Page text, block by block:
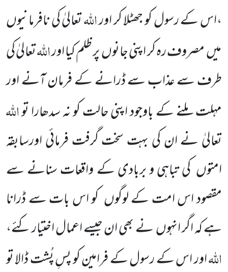
،اس کے رسولکو جھٹلا کر اوراللہتعالیٰ کی نافرمانیوں
میںمصروف رہ کر اپنیجانوںپر ظلم کیا اوراللہتعالیٰ کی
طرف سے عذاب سے ڈرانے کے فرمان آنے اور
مہلت ملنےکے باوجود اپنی حالت کو نہ سدھارا تواللہ
تعالیٰ نے انکی بہت سخت گرفت فرمائی اورسابقہ
امتوں کی تباہی و بربادی کےواقعات سنانے سے
مقصود اس امت کے لوگوں کو اس بات سے ڈرانا
ہے کہ اگر انہوںنے بھی ان جیسے اعمال اختیارکئے،
اللہاور اس کے رسول کے فرامین کو پسِ پُشت ڈالا تو